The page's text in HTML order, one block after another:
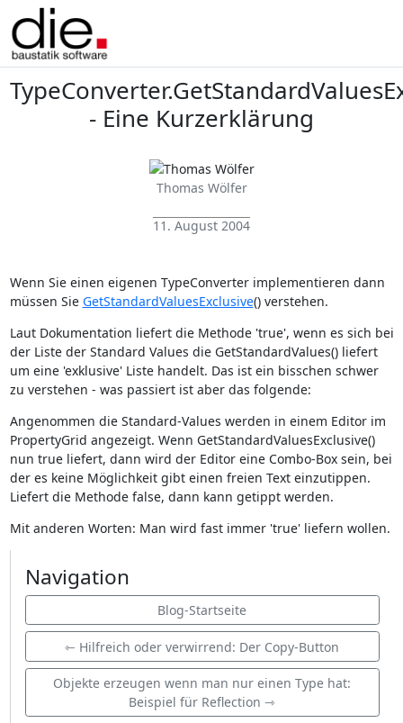
- Eine Kurzerklärung
Thomas Wölfer
11. August 2004
Wenn Sie einen eigenen TypeConverter implementieren dann
müssen Sie GetStandardValuesExclusive() verstehen.
Laut Dokumentation liefert die Methode 'true', wenn es sich bei
der Liste der Standard Values die GetStandardValues() liefert
um eine 'exklusive' Liste handelt. Das ist ein bisschen schwer
zu verstehen - was passiert ist aber das folgende:
Angenommen die Standard-Values werden in einem Editor im
PropertyGrid angezeigt. Wenn GetStandardValuesExclusive()
nun true liefert, dann wird der Editor eine Combo-Box sein, bei
der es keine Möglichkeit gibt einen freien Text einzutippen.
Liefert die Methode false, dann kann getippt werden.
Mit anderen Worten: Man wird fast immer 'true' liefern wollen.
Navigation
Blog-Startseite
⇽ Hilfreich oder verwirrend: Der Copy-Button
Objekte erzeugen wenn man nur einen Type hat:
Beispiel für Reflection ⇾